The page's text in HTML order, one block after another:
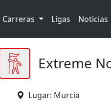
Carreras Ligas Noticias
Extreme
Lugar: Murcia